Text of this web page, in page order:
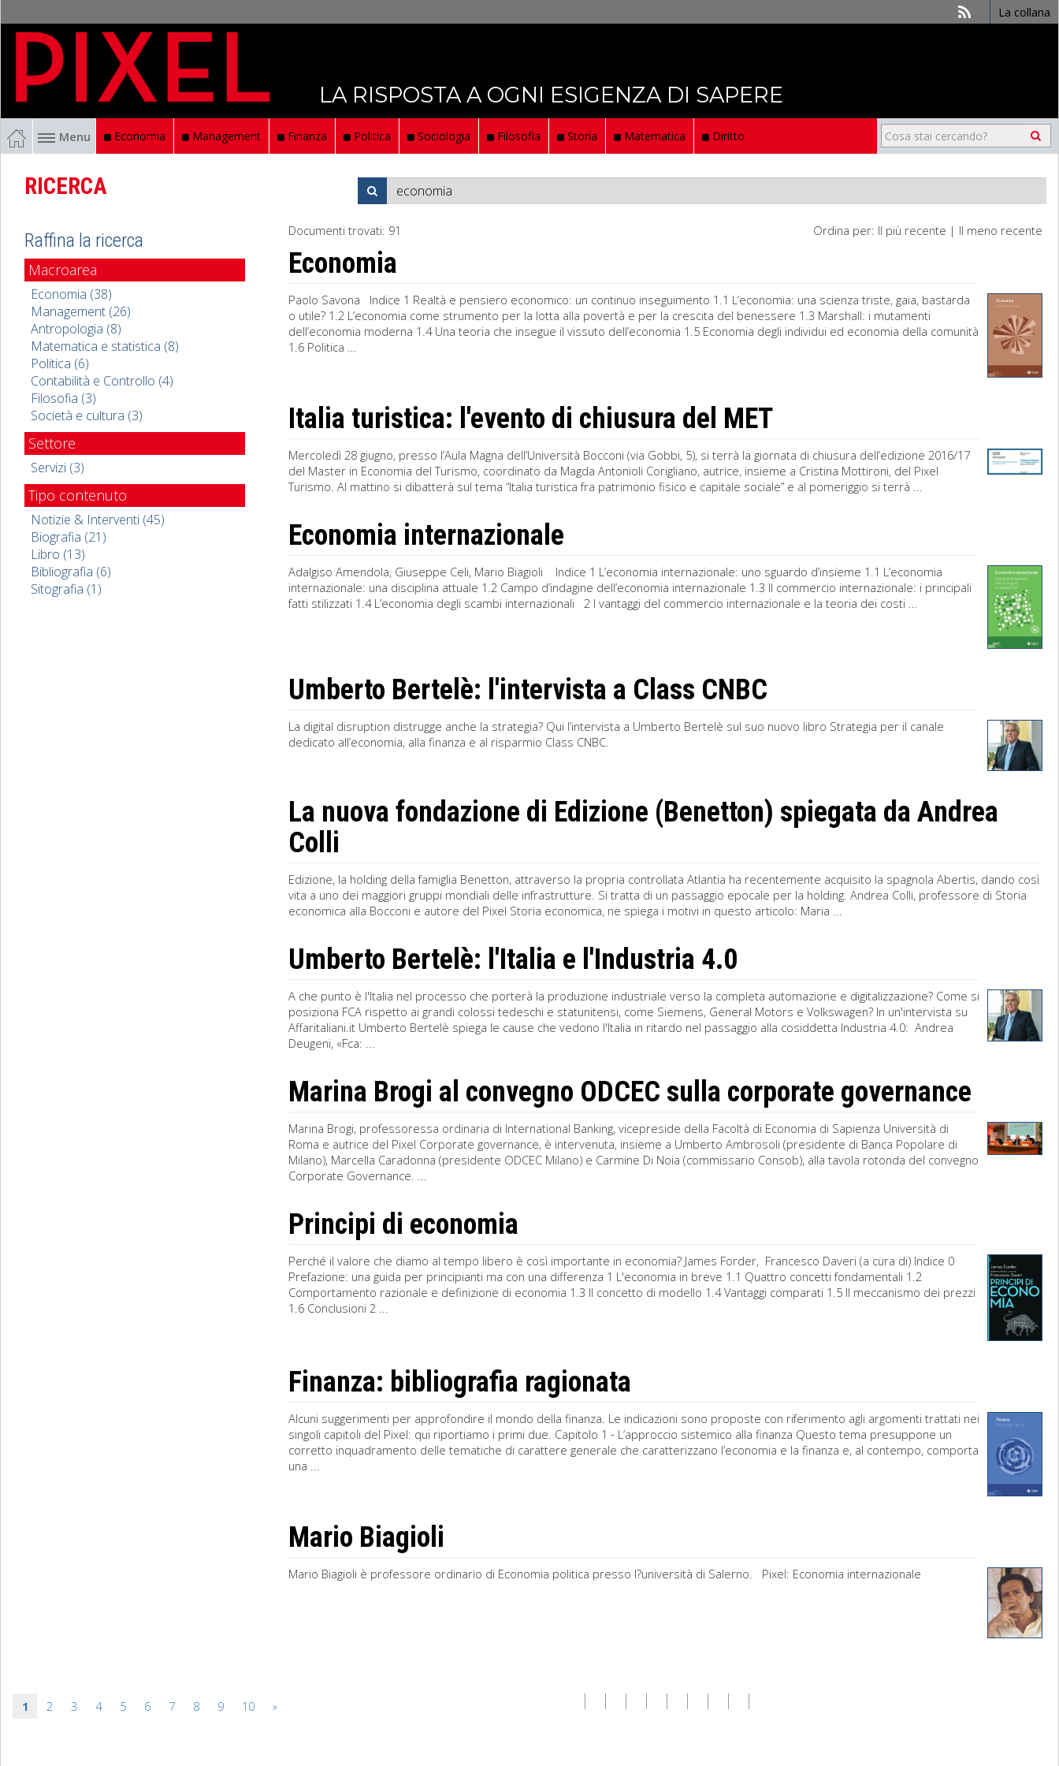
La collana
LA RISPOSTA A OGNI ESIGENZA DI SAPERE
Menu Economia Management Finanza Politica Sociologia Filosofia Storia Matematica Diritto
RICERCA
Ordina per: Il più recente | Il meno recente
Documenti trovati: 91
Economia
Paolo Savona Indice 1 Realtà e pensiero economico: un continuo inseguimento 1.1 L’economia: una scienza triste, gaia, bastarda
o utile? 1.2 L’economia come strumento per la lotta alla povertà e per la crescita del benessere 1.3 Marshall: i mutamenti
dell’economia moderna 1.4 Una teoria che insegue il vissuto dell’economia 1.5 Economia degli individui ed economia della comunità
1.6 Politica ...
Italia turistica: l'evento di chiusura del MET
Mercoledì 28 giugno, presso l’Aula Magna dell’Università Bocconi (via Gobbi, 5), si terrà la giornata di chiusura dell’edizione 2016/17
del Master in Economia del Turismo, coordinato da Magda Antonioli Corigliano, autrice, insieme a Cristina Mottironi, del Pixel
Turismo. Al mattino si dibatterà sul tema “Italia turistica fra patrimonio fisico e capitale sociale” e al pomeriggio si terrà ...
Economia internazionale
Adalgiso Amendola, Giuseppe Celi, Mario Biagioli Indice 1 L’economia internazionale: uno sguardo d’insieme 1.1 L’economia
internazionale: una disciplina attuale 1.2 Campo d’indagine dell’economia internazionale 1.3 Il commercio internazionale: i principali
fatti stilizzati 1.4 L’economia degli scambi internazionali 2 I vantaggi del commercio internazionale e la teoria dei costi ...
Umberto Bertelè: l'intervista a Class CNBC
La digital disruption distrugge anche la strategia? Qui l’intervista a Umberto Bertelè sul suo nuovo libro Strategia per il canale
dedicato all’economia, alla finanza e al risparmio Class CNBC.
La nuova fondazione di Edizione (Benetton) spiegata da Andrea
Colli
Edizione, la holding della famiglia Benetton, attraverso la propria controllata Atlantia ha recentemente acquisito la spagnola Abertis, dando così
vita a uno dei maggiori gruppi mondiali delle infrastrutture. Si tratta di un passaggio epocale per la holding. Andrea Colli, professore di Storia
economica alla Bocconi e autore del Pixel Storia economica, ne spiega i motivi in questo articolo: Maria ...
Umberto Bertelè: l'Italia e l'Industria 4.0
A che punto è l'Italia nel processo che porterà la produzione industriale verso la completa automazione e digitalizzazione? Come si
posiziona FCA rispetto ai grandi colossi tedeschi e statunitensi, come Siemens, General Motors e Volkswagen? In un'intervista su
Affaritaliani.it Umberto Bertelè spiega le cause che vedono l'Italia in ritardo nel passaggio alla cosiddetta Industria 4.0: Andrea
Deugeni, «Fca: ...
Marina Brogi al convegno ODCEC sulla corporate governance
Marina Brogi, professoressa ordinaria di International Banking, vicepreside della Facoltà di Economia di Sapienza Università di
Roma e autrice del Pixel Corporate governance, è intervenuta, insieme a Umberto Ambrosoli (presidente di Banca Popolare di
Milano), Marcella Caradonna (presidente ODCEC Milano) e Carmine Di Noia (commissario Consob), alla tavola rotonda del convegno
Corporate Governance. ...
Principi di economia
Perché il valore che diamo al tempo libero è così importante in economia? James Forder, Francesco Daveri (a cura di) Indice 0
Prefazione: una guida per principianti ma con una differenza 1 L'economia in breve 1.1 Quattro concetti fondamentali 1.2
Comportamento razionale e definizione di economia 1.3 Il concetto di modello 1.4 Vantaggi comparati 1.5 Il meccanismo dei prezzi
1.6 Conclusioni 2 ...
Finanza: bibliografia ragionata
Alcuni suggerimenti per approfondire il mondo della finanza. Le indicazioni sono proposte con riferimento agli argomenti trattati nei
singoli capitoli del Pixel: qui riportiamo i primi due. Capitolo 1 - L’approccio sistemico alla finanza Questo tema presuppone un
corretto inquadramento delle tematiche di carattere generale che caratterizzano l’economia e la finanza e, al contempo, comporta
una ...
Mario Biagioli
Mario Biagioli è professore ordinario di Economia politica presso l?università di Salerno. Pixel: Economia internazionale
Raffina la ricerca
Macroarea
Economia (38)
Management (26)
Antropologia (8)
Matematica e statistica (8)
Politica (6)
Contabilità e Controllo (4)
Filosofia (3)
Società e cultura (3)
Settore
Servizi (3)
Tipo contenuto
Notizie & Interventi (45)
Biografia (21)
Libro (13)
Bibliografia (6)
Sitografia (1)
1 2 3 4 5 6 7 8 9 10 »